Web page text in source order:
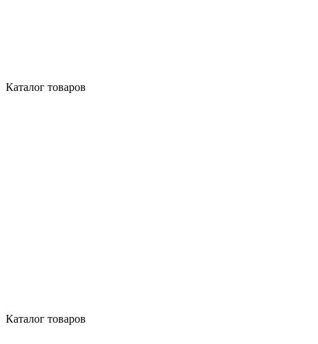
Каталог товаров
Каталог товаров